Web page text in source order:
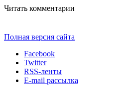
Читать комментарии
Полная версия сайта
Facebook
Twitter
RSS-ленты
E-mail рассылка